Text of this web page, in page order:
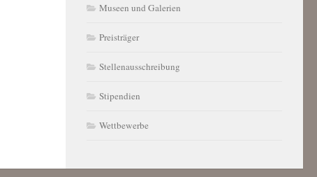
Museen und Galerien
Preisträger
Stellenausschreibung
Stipendien
Wettbewerbe